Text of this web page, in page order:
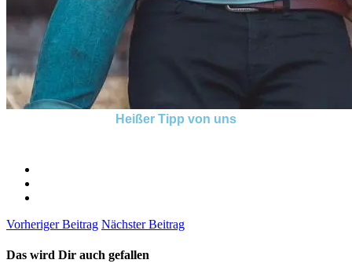
Heißer Tipp von uns
Vorheriger Beitrag Nächster Beitrag
Das wird Dir auch gefallen